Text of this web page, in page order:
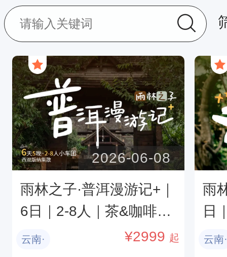
雨林之子·普洱漫游记+｜
6日｜2-8人｜茶&咖啡&
牛油果，三重风味体验，
2026-06-08
云南· ¥2999 起
雨
日
版
云南·